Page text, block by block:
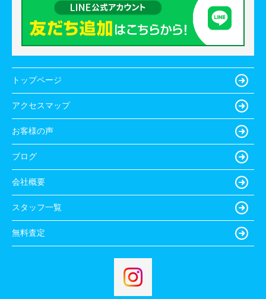
トップページ
アクセスマップ
お客様の声
ブログ
会社概要
スタッフ一覧
無料査定